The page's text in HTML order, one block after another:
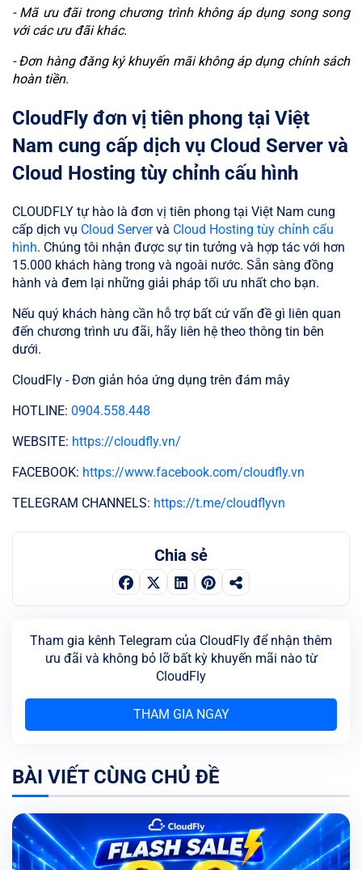
- Mã ưu đãi trong chương trình không áp dụng song song
với các ưu đãi khác.
- Đơn hàng đăng ký khuyến mãi không áp dụng chính sách
hoàn tiền.
CloudFly đơn vị tiên phong tại Việt
Nam cung cấp dịch vụ Cloud Server và
Cloud Hosting tùy chỉnh cấu hình
CLOUDFLY tự hào là đơn vị tiên phong tại Việt Nam cung
cấp dịch vụ Cloud Servervà Cloud Hosting tùy chỉnh cấu
hình. Chúng tôi nhận được sự tin tưởng và hợp tác với hơn
15.000 khách hàng trong và ngoài nước. Sẵn sàng đồng
hành và đem lại những giải pháp tối ưu nhất cho bạn.
Nếu quý khách hàng cần hỗ trợ bất cứ vấn đề gì liên quan
đến chương trình ưu đãi, hãy liên hệ theo thông tin bên
dưới.
CloudFly - Đơn giản hóa ứng dụng trên đám mây
HOTLINE: 0904.558.448
WEBSITE: https://cloudfly.vn/
FACEBOOK: https://www.facebook.com/cloudfly.vn
TELEGRAM CHANNELS: https://t.me/cloudflyvn
Chia sẻ
Tham gia kênh Telegram của CloudFly để nhận thêm
ưu đãi và không bỏ lỡ bất kỳ khuyến mãi nào từ
CloudFly
THAM GIA NGAY
BÀI VIẾT CÙNG CHỦ ĐỀ